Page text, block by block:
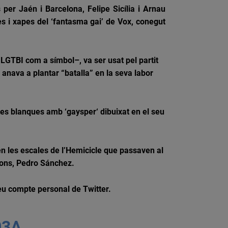
Jaén i Barcelona, FelipeSicília i Arnau
i xapes del ‘fantasma gai’ deVox, conegut
LGTBI com a símbol–, va ser usat pel partit
anava a plantar “batalla” en la seva labor
blanques amb ‘gaysper‘ dibuixat en el seu
les escales de l’Hemicicle que passaven al
Pedro Sánchez.
compte personal de Twitter.